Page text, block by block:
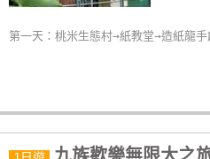
度
管
理
第一天：桃米生態村→紙教堂→造紙龍